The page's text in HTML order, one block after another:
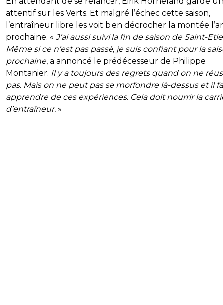
attentif sur les Verts. Et malgré l’échec cette saison,
l’entraîneur libre les voit bien décrocher la montée
prochaine. « J’ai aussi suivi la fin de saison de Saint-
Même si ce n’est pas passé, je suis confiant pour la
prochaine, a annoncé le prédécesseur de Philippe
Montanier. Il y a toujours des regrets quand on ne
pas. Mais on ne peut pas se morfondre là-dessus et il
apprendre de ces expériences. Cela doit nourrir la
d’entraîneur. »